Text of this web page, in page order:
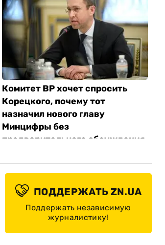
Комитет ВР хочет спросить
Корецкого, почему тот
назначил нового главу
Минцифры без
предварительного обсуждения
ПОДДЕРЖАТЬ ZN.UA
Поддержать независимую
журналистику!